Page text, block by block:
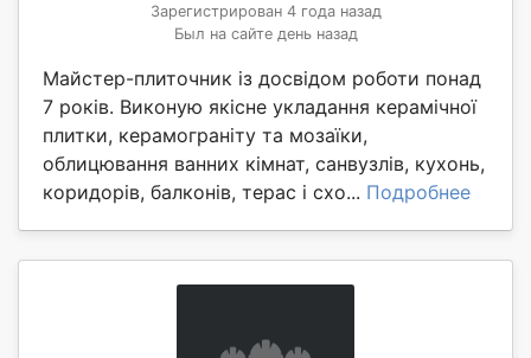
Зарегистрирован 4 года назад
Был на сайте день назад
Майстер-плиточник із досвідом роботи понад
7 років. Виконую якісне укладання керамічної
плитки, керамограніту та мозаїки,
облицювання ванних кімнат, санвузлів, кухонь,
коридорів, балконів, терас і схо... Подробнее